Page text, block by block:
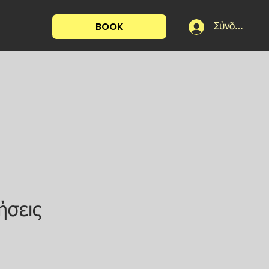
BOOK Σύνδεση